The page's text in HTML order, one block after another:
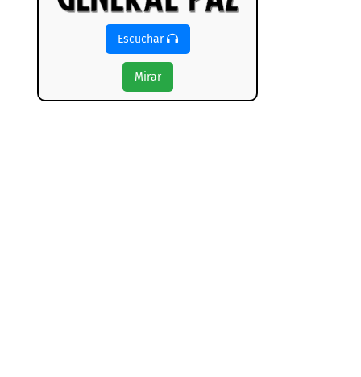
Escuchar
Mirar